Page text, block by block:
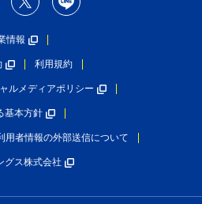
情報
利用規約
ルメディアポリシー
基本方針
用者情報の外部送信について
グス株式会社